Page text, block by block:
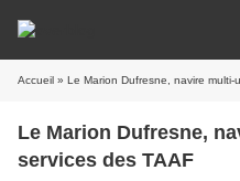
Accueil » Le Marion Dufresne, navire multi-
Le Marion Dufresne,
services des TAAF